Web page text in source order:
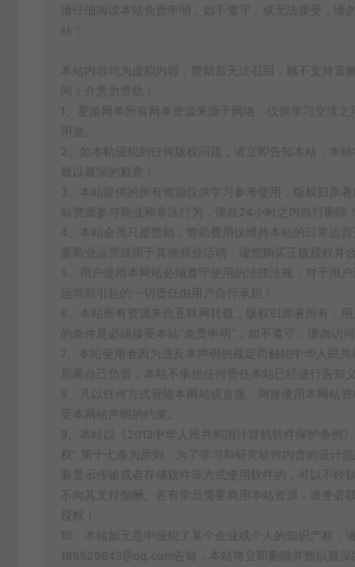
请仔细阅读本站免责申明，如不遵守，或无法接受，请
本站内容均为虚拟内容，赞助后无法召回，顾不支持退
间！介意勿赞助！
1、爱游网单所有网单资源来源于网络，仅供学习交流之
2、如本帖侵犯到任何版权问题，请立即告知本站，本站
致以最深的歉意！
3、本站提供的所有资源仅供学习参考使用，版权归原著
站资源参与商业和非法行为，请在24小时之内自行删除！
4、本站会员只是赞助，赞助费用仅维持本站的日常运营
要商业运营或用于其他商业活动，请您购买正版授权并
5、用户使用本网站必须遵守使用的法律法规，对于用户
6、本站所有资源来自互联网转载，版权归原著所有，用
的条件是必须接受本站“免责申明”，如不遵守，请勿访
7、本站使用者因为违反本声明的规定而触犯中华人民共
后果自己负责，本站不承担任何责任本站已经进行告知义
8、凡以任何方式登陆本网站或直接、间接使用本网站资
受本网站声明的约束。
9、本站以《2013中华人民共和国计算机软件保护条例》
权” 第十七条为原则：为了学习和研究软件内含的设计思
装显示传输或者存储软件等方式使用软件的，可以不经
不向其支付报酬。若有学员需要商用本站资源，请务必
10、本站如无意中侵犯了某个企业或个人的知识产权，
185529643@qq.com告知，本站将立即删除并致以最深